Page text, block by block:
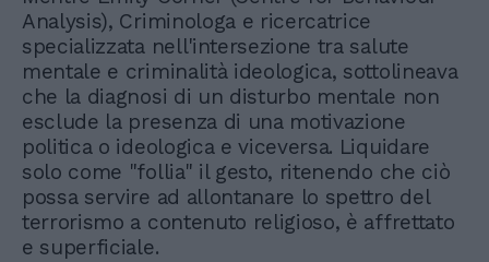
Analysis), Criminologa e ricercatrice
specializzata nell'intersezione tra salute
mentale e criminalità ideologica, sottolineava
che la diagnosi di un disturbo mentale non
esclude la presenza di una motivazione
politica o ideologica e viceversa. Liquidare
solo come "follia" il gesto, ritenendo che ciò
possa servire ad allontanare lo spettro del
terrorismo a contenuto religioso, è affrettato
e superficiale.